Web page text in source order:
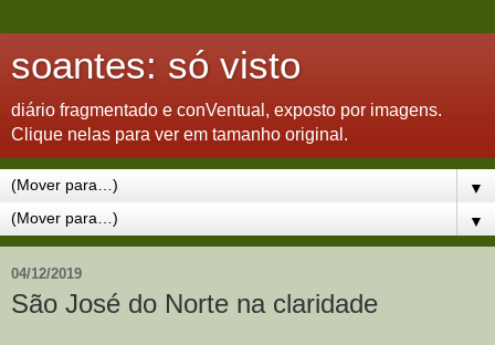
soantes: só visto
diário fragmentado e conVentual, exposto por imagens.
Clique nelas para ver em tamanho original.
▼
▼
04/12/2019
São José do Norte na claridade